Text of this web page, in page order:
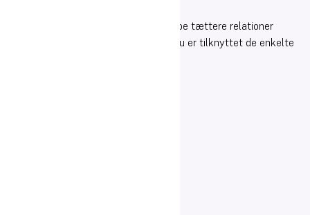
Samme nye struktur vil formentlig skabe tættere relationer
mellem eleverne og de huslærere der nu er tilknyttet de enkelte